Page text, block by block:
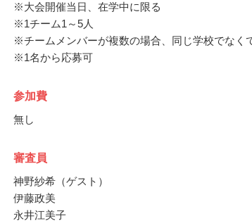
※大会開催当日、在学中に限る
※1チーム1～5人
※チームメンバーが複数の場合、同じ学校でなく
※1名から応募可
参加費
無し
審査員
神野紗希（ゲスト）
伊藤政美
永井江美子